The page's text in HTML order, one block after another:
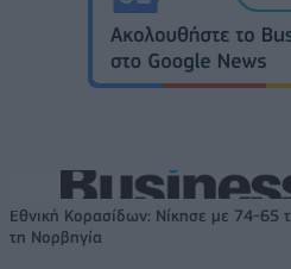
Εθνική Κορασίδων: Νίκησε με 74-65
τη Νορβηγία